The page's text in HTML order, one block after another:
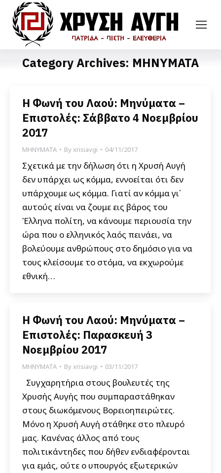
Category Archives: ΜΗΝΥΜΑΤΑ
Η Φωνή του Λαού: Μηνύματα –
Επιστολές: Σάββατο 4 Νοεμβρίου
2017
ΜΗΝΥΜΑΤΑ Byxrisiavgi 04/11/2017
Σχετικά με την δήλωση ότι η Χρυσή Αυγή
δεν υπάρχει ως κόμμα, εννοείται ότι δεν
υπάρχουμε ως κόμμα. Γιατί αν κόμμα γι΄
αυτούς είναι να ζουμε εις βάρος του
Έλληνα πολίτη, να κάνουμε περιουσία την
ώρα που ο ελληνικός λαός πεινάει, να
βολεύουμε ανθρώπους στο δημόσιο για να
τους κλείσουμε το στόμα, να εκχωρούμε
εθνική…
Η Φωνή του Λαού: Μηνύματα –
Επιστολές: Παρασκευή 3
Νοεμβρίου 2017
ΜΗΝΥΜΑΤΑ Byxrisiavgi 03/11/2017
Συγχαρητήρια στους βουλευτές της
Χρυσής Αυγής που συμπαραστάθηκαν
στους διωκόμενους Βορειοηπειρώτες.
Μόνο η Χρυσή Αυγή στάθηκε στο πλευρό
μας. Κανένας άλλος από τους
πολιτικάντηδες που δήθεν ενδιαφέρονται
για εμάς, ούτε ο υπουργός εξωτερικών